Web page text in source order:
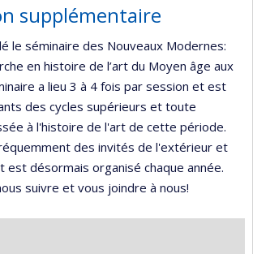
supplémentaire
le séminaire des Nouveaux Modernes:
en histoire de l’art du Moyen âge aux
a lieu 3 à 4 fois par session et est
des cycles supérieurs et toute
à l'histoire de l'art de cette période.
des invités de l'extérieur et
est désormais organisé chaque année.
suivre et vous joindre à nous!